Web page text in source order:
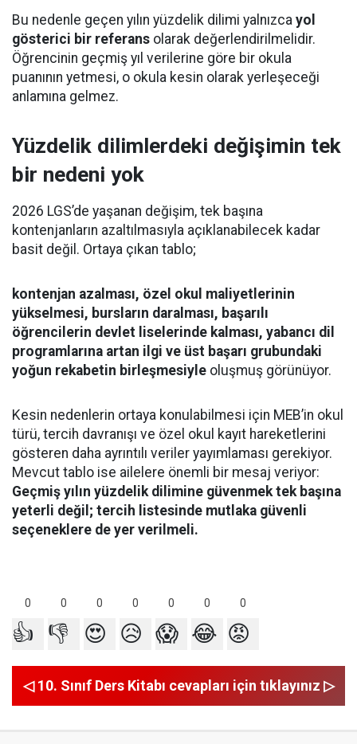
Bu nedenle geçen yılın yüzdelik dilimi yalnızca yol
gösterici bir referans olarak değerlendirilmelidir.
Öğrencinin geçmiş yıl verilerine göre bir okula
puanının yetmesi, o okula kesin olarak yerleşeceği
anlamına gelmez.
Yüzdelik dilimlerdeki değişimin tek
bir nedeni yok
2026 LGS’de yaşanan değişim, tek başına
kontenjanların azaltılmasıyla açıklanabilecek kadar
basit değil. Ortaya çıkan tablo;
kontenjan azalması, özel okul maliyetlerinin
yükselmesi, bursların daralması, başarılı
öğrencilerin devlet liselerinde kalması, yabancı dil
programlarına artan ilgi ve üst başarı grubundaki
yoğun rekabetin birleşmesiyle oluşmuş görünüyor.
Kesin nedenlerin ortaya konulabilmesi için MEB’in okul
türü, tercih davranışı ve özel okul kayıt hareketlerini
gösteren daha ayrıntılı veriler yayımlaması gerekiyor.
Mevcut tablo ise ailelere önemli bir mesaj veriyor:
Geçmiş yılın yüzdelik dilimine güvenmek tek başına
yeterli değil; tercih listesinde mutlaka güvenli
seçeneklere de yer verilmeli.
0 0 0 0 0 0 0
👍 👎 😍 😥 😱 😂 😡
◁ 10. Sınıf Ders Kitabı cevapları için tıklayınız ▷